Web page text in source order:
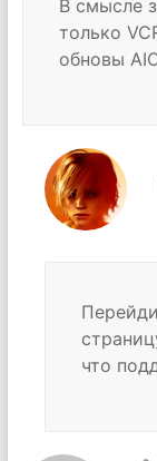
В смысле
только
обновы
что